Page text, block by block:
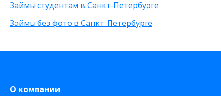
С 20 лет
На карту Моментум
На Сберкнижку
Займы студентам в Санкт-Петербурге
Займы без фото в Санкт-Петербурге
О компании